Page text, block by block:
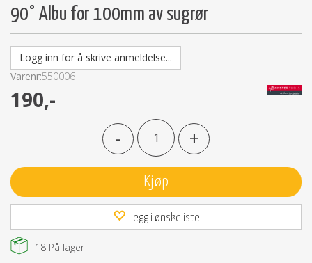
90° Albu for 100mm av sugrør
Logg inn for å skrive anmeldelse...
Varenr:550006
190,-
- +
Kjøp
Legg i ønskeliste
18 På lager